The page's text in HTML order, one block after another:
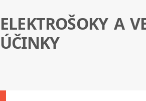
ELEKTROŠOKY A
ÚČINKY